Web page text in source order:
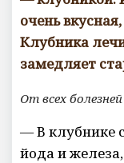
очень
Клубника
замедляет
От всех болезней
— В клубнике
йода и